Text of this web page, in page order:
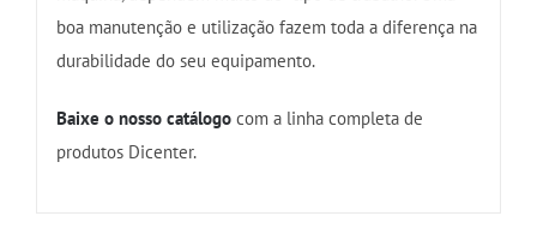
boa manutenção e utilização fazem toda a diferença na
durabilidade do seu equipamento.
Baixe o nosso catálogocom a linha completa de
produtos Dicenter.